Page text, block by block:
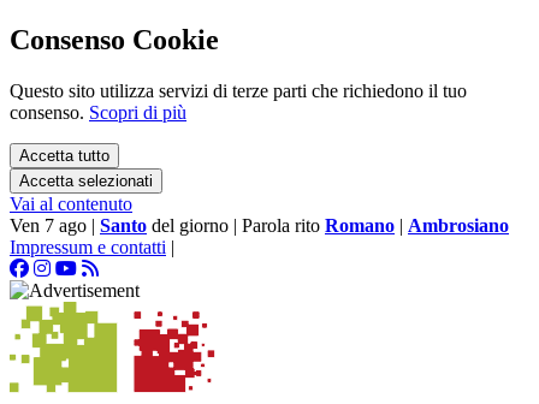
Consenso Cookie
Questo sito utilizza servizi di terze parti che richiedono il tuo
consenso. Scopri di più
Accetta tutto
Accetta selezionati
Vai al contenuto
Ven 7 ago | Santo del giorno | Parola rito Romano | Ambrosiano
Impressum e contatti |